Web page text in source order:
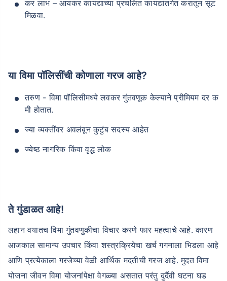
कर लाभ – आयकर कायद्याच्या प्रचलित कायद्यांतर्गत करातून सूट
मिळवा.
या विमा पॉलिसींची कोणाला गरज आहे?
तरुण - विमा पॉलिसीमध्ये लवकर गुंतवणूक केल्याने प्रीमियम दर क
मी होतात.
ज्या व्यक्तींवर अवलंबून कुटुंब सदस्य आहेत
ज्येष्ठ नागरिक किंवा वृद्ध लोक
ते गुंडाळत आहे!
लहान वयातच विमा गुंतवणुकीचा विचार करणे फार महत्वाचे आहे. कारण
आजकाल सामान्य उपचार किंवा शस्त्रक्रियेचा खर्च गगनाला भिडला आहे
आणि प्रत्येकाला गरजेच्या वेळी आर्थिक मदतीची गरज आहे. मुदत विमा
योजना जीवन विमा योजनांपेक्षा वेगळ्या असतात परंतु दुर्दैवी घटना घड